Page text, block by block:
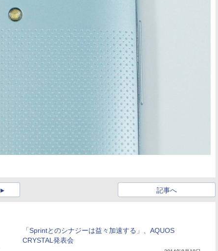
記事へ
「Sprintとのシナジーは益々加速する」、AQUOS
CRYSTAL発表会